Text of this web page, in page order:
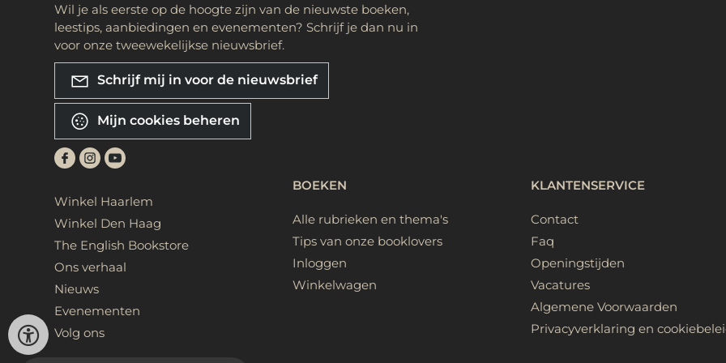
Wil je als eerste op de hoogte zijn van de nieuwste boeken,
leestips, aanbiedingen en evenementen? Schrijf je dan nu in
voor onze tweewekelijkse nieuwsbrief.
Schrijf mij in voor de nieuwsbrief
Mijn cookies beheren
Winkel Haarlem
Winkel Den Haag
The English Bookstore
Ons verhaal
Nieuws
Evenementen
Volg ons
BOEKEN
Alle rubrieken en thema's
Tips van onze booklovers
Inloggen
Winkelwagen
KLANTENSERVICE
Contact
Faq
Openingstijden
Vacatures
Algemene Voorwaarden
Privacyverklaring en